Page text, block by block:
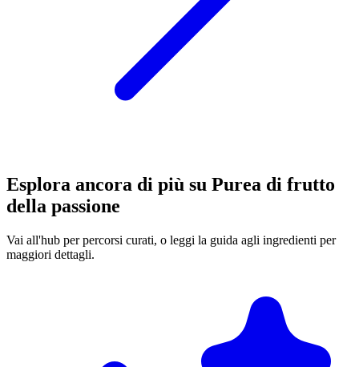
Esplora ancora di più su Purea di frutto
della passione
Vai all'hub per percorsi curati, o leggi la guida agli ingredienti per
maggiori dettagli.